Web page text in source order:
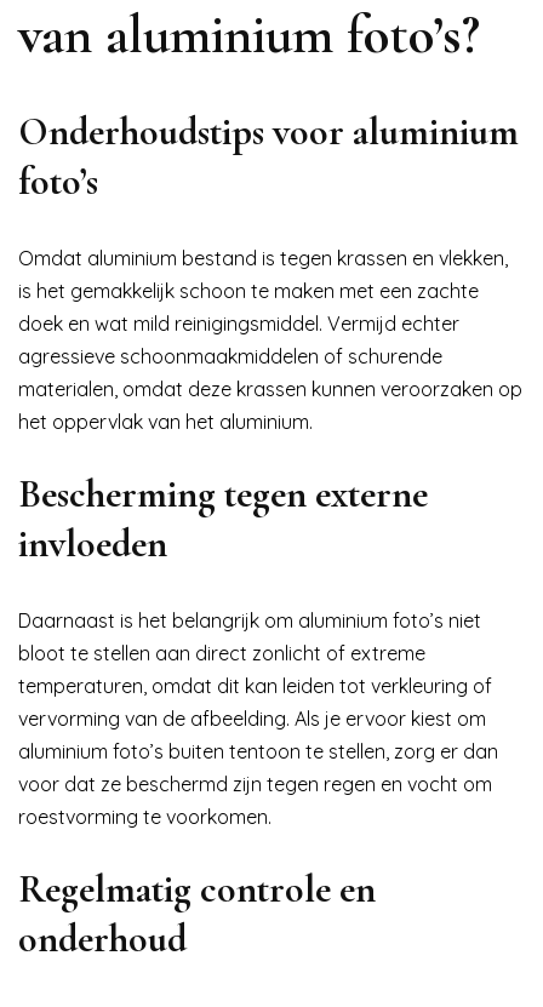
van aluminium foto’s?
Onderhoudstips voor aluminium
foto’s
Omdat aluminium bestand is tegen krassen en vlekken,
is het gemakkelijk schoon te maken met een zachte
doek en wat mild reinigingsmiddel. Vermijd echter
agressieve schoonmaakmiddelen of schurende
materialen, omdat deze krassen kunnen veroorzaken op
het oppervlak van het aluminium.
Bescherming tegen externe
invloeden
Daarnaast is het belangrijk om aluminium foto’s niet
bloot te stellen aan direct zonlicht of extreme
temperaturen, omdat dit kan leiden tot verkleuring of
vervorming van de afbeelding. Als je ervoor kiest om
aluminium foto’s buiten tentoon te stellen, zorg er dan
voor dat ze beschermd zijn tegen regen en vocht om
roestvorming te voorkomen.
Regelmatig controle en
onderhoud